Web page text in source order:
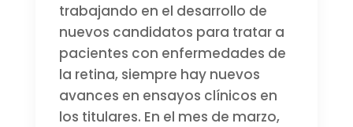
trabajando en el desarrollo de
nuevos candidatos para tratar a
pacientes con enfermedades de
la retina, siempre hay nuevos
avances en ensayos clínicos en
los titulares. En el mes de marzo,